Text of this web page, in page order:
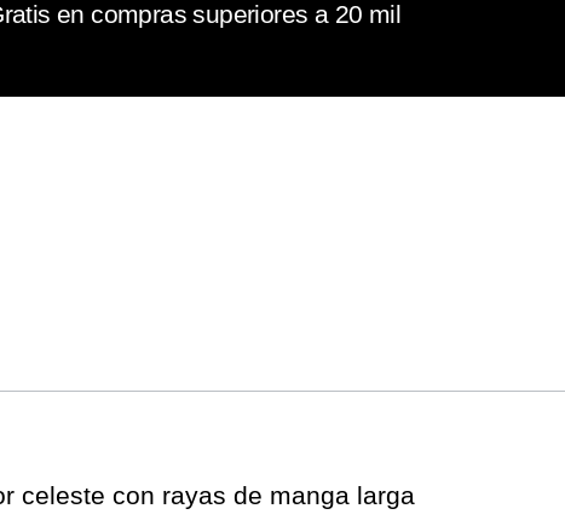
en compras superiores a 20 mil
celeste con rayas de manga larga